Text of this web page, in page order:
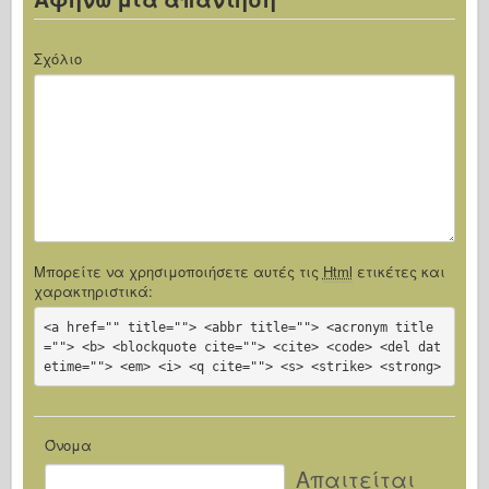
Σχόλιο
Μπορείτε να χρησιμοποιήσετε αυτές τις Html ετικέτες και
χαρακτηριστικά:
<a href="" title=""> <abbr title=""> <acronym title
=""> <b> <blockquote cite=""> <cite> <code> <del dat
etime=""> <em> <i> <q cite=""> <s> <strike> <strong>
Όνομα
Απαιτείται